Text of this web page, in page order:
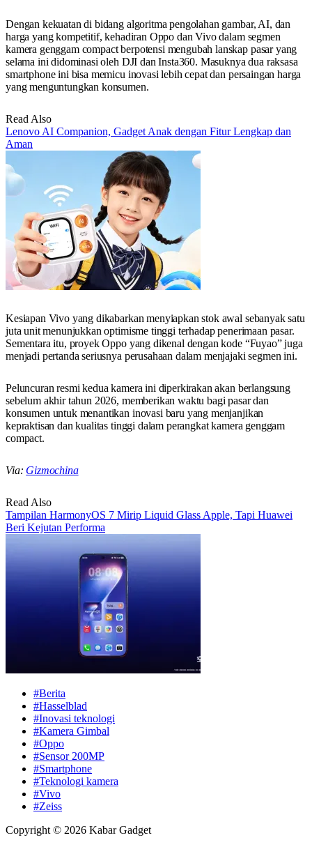
Dengan kekuatan di bidang algoritma pengolahan gambar, AI, dan
harga yang kompetitif, kehadiran Oppo dan Vivo dalam segmen
kamera genggam compact berpotensi mengubah lanskap pasar yang
selama ini didominasi oleh DJI dan Insta360. Masuknya dua raksasa
smartphone ini bisa memicu inovasi lebih cepat dan persaingan harga
yang menguntungkan konsumen.
Read Also
Lenovo AI Companion, Gadget Anak dengan Fitur Lengkap dan
Aman
Kesiapan Vivo yang dikabarkan menyiapkan stok awal sebanyak satu
juta unit menunjukkan optimisme tinggi terhadap penerimaan pasar.
Sementara itu, proyek Oppo yang dikenal dengan kode “Fuyao” juga
menjadi pertanda seriusnya perusahaan dalam menjajaki segmen ini.
Peluncuran resmi kedua kamera ini diperkirakan akan berlangsung
sebelum akhir tahun 2026, memberikan waktu bagi pasar dan
konsumen untuk menantikan inovasi baru yang menjanjikan
kepraktisan dan kualitas tinggi dalam perangkat kamera genggam
compact.
Via: Gizmochina
Read Also
Tampilan HarmonyOS 7 Mirip Liquid Glass Apple, Tapi Huawei
Beri Kejutan Performa
#Berita
#Hasselblad
#Inovasi teknologi
#Kamera Gimbal
#Oppo
#Sensor 200MP
#Smartphone
#Teknologi kamera
#Vivo
#Zeiss
Copyright © 2026 Kabar Gadget